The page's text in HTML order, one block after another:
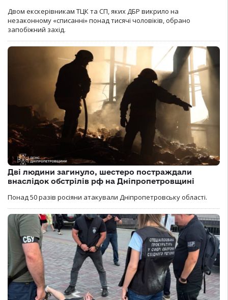
Двом екскерівникам ТЦК та СП, яких ДБР викрило на
незаконному «списанні» понад тисячі чоловіків, обрано
запобіжний захід.
Дві людини загинуло, шестеро постраждали
внаслідок обстрілів рф на Дніпропетровщині
Понад 50 разів росіяни атакували Дніпропетровську області.